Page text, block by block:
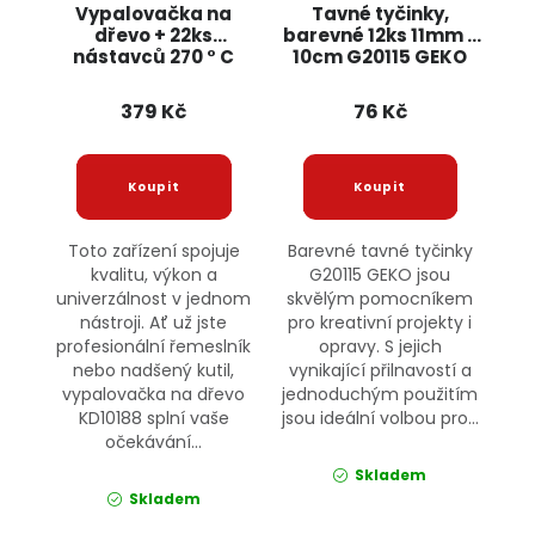
Vypalovačka na
dřevo + 22ks
nástavců 270 ° C
379 Kč
Toto zařízení spojuje
kvalitu, výkon a
univerzálnost v jednom
nástroji. Ať už jste
profesionální řemeslník
nebo nadšený kutil,
vypalovačka na dřevo
KD10188 splní vaše
očekávání...
Skladem
Tavné tyčinky,
barevné 12ks 11mm x
10cm G20115 GEKO
76 Kč
Barevné tavné tyčinky
G20115 GEKO jsou
skvělým pomocníkem
pro kreativní projekty i
opravy. S jejich
vynikající přilnavostí a
jednoduchým použitím
jsou ideální volbou pro...
Skladem